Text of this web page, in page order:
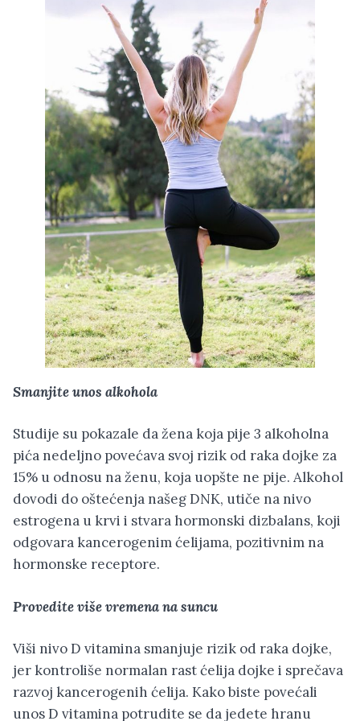
Smanjite unos alkohola
Studije su pokazale da žena koja pije 3 alkoholna
pića nedeljno povećava svoj rizik od raka dojke za
15% u odnosu na ženu, koja uopšte ne pije. Alkohol
dovodi do oštećenja našeg DNK, utiče na nivo
estrogena u krvi i stvara hormonski dizbalans, koji
odgovara kancerogenim ćelijama, pozitivnim na
hormonske receptore.
Provedite više vremena na suncu
Viši nivo D vitamina smanjuje rizik od raka dojke,
jer kontroliše normalan rast ćelija dojke i sprečava
razvoj kancerogenih ćelija. Kako biste povećali
unos D vitamina potrudite se da jedete hranu